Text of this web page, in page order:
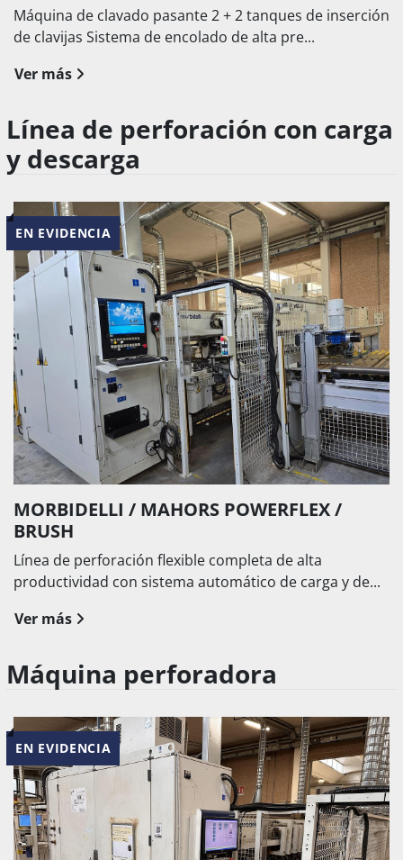
Máquina de clavado pasante 2 + 2 tanques de inserción
de clavijas Sistema de encolado de alta pre...
Ver más
Línea de perforación con carga
y descarga
EN EVIDENCIA
MORBIDELLI / MAHORS POWERFLEX /
BRUSH
Línea de perforación flexible completa de alta
productividad con sistema automático de carga y de...
Ver más
Máquina perforadora
EN EVIDENCIA